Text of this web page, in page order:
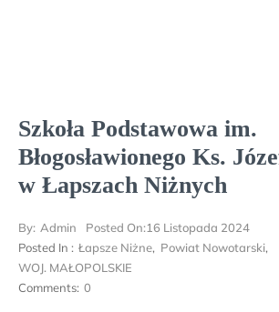
Szkoła Podstawowa im.
Błogosławionego Ks.
w Łapszach Niżnych
By: Admin Posted On:16 Listopada 2024
Posted In : Łapsze Niżne, Powiat Nowotarski,
WOJ. MAŁOPOLSKIE
Comments: 0